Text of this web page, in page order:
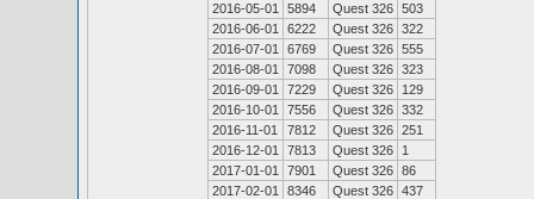
2016-05-01
5894 Quest 326 503
2016-06-01
6222 Quest 326 322
2016-07-01
6769 Quest 326 555
2016-08-01
7098 Quest 326 323
2016-09-01
7229 Quest 326
129
2016-10-01
7556 Quest 326 332
2016-11-01
7812 Quest 326 251
2016-12-01
7813 Quest 326
1
2017-01-01
7901 Quest 326 86
2017-02-01
8346 Quest 326 437